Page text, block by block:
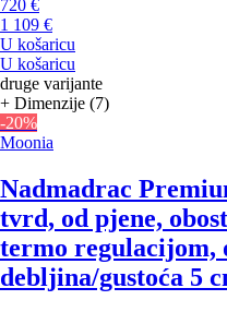
720 €
1 109 €
U košaricu
U košaricu
druge varijante
+ Dimenzije (7)
-20%
Moonia
Nadmadrac
tvrd, od pjene,
termo regulacijom,
debljina/gustoća 5